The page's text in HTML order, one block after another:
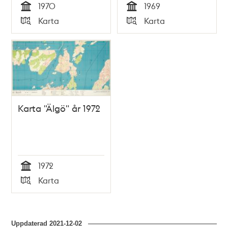
Tid
1970
Typ
Karta Tid
1969
Typ
Karta
Karta "Älgö" år 1972
Tid
1972
Typ
Karta
Uppdaterad2021-12-02